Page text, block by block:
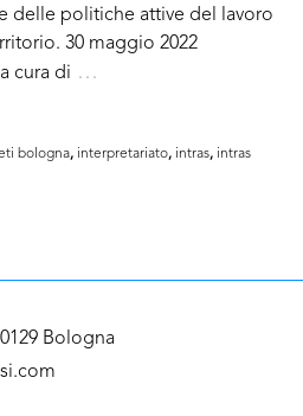
delle politiche attive del lavoro
30 maggio 2022
cura di …
bologna, interpretariato, intras, intras
Bologna